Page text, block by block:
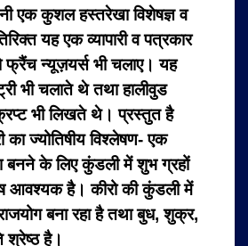
एक कुशल हस्तरेखा विशेषज्ञ व
यह एक व्यापारी व पत्रकार
फ्रैंच न्यूज़यर्स भी चलाए। यह
भी चलाते थे तथा हालीवुड
भी लिखते थे। प्रस्तुत है
का ज्योतिषीय विश्लेषण- एक
बनने के लिए कुंडली में शुभ ग्रहों
आवश्यक है। कीरो की कुंडली में
बना रहा है तथा बुध, शुक्र,
श्रेष्ठ है।